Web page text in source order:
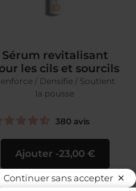
Sérum revitalisant
les cils et sourcils
/ Densifie / Soutient
la pousse
380 avis
Ajouter 23,00 €
Continuer sans accepter